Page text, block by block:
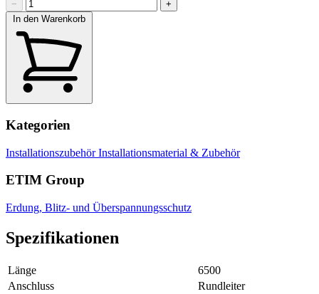
−
+
In den Warenkorb
Kategorien
InstallationszubehörInstallationsmaterial & Zubehör
ETIM Group
Erdung, Blitz- und Überspannungsschutz
Spezifikationen
Länge
6500
Anschluss
Rundleiter